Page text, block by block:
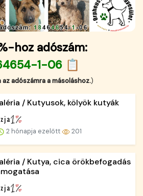
hoz adószám:
1-06 📋
adószámra a másoláshoz.)
/ Kutyusok, kölyök kutyák
2 hónapja ezelőtt 201
/ Kutya, cica örökbefogadás